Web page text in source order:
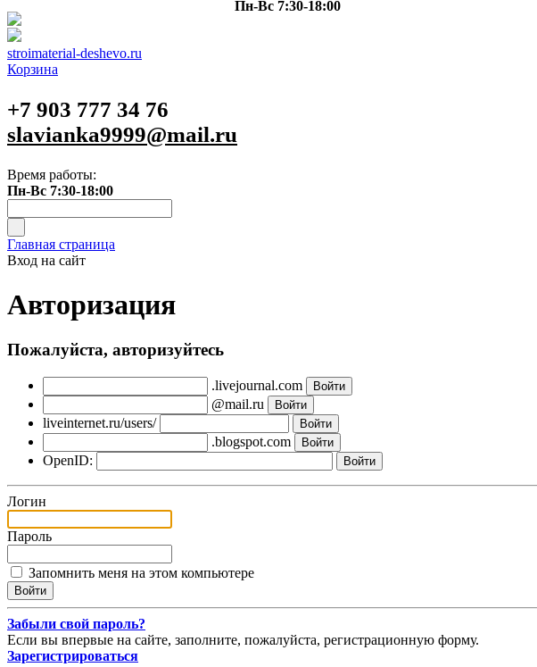
Пн-Вс 7:30-18:00
stroimaterial-deshevo.ru
Корзина
+7 903 777 34 76
slavianka9999@mail.ru
Время работы:
Пн-Вс 7:30-18:00
Главная страница
Вход на сайт
Авторизация
Пожалуйста, авторизуйтесь
.livejournal.com
@mail.ru
liveinternet.ru/users/
.blogspot.com
OpenID:
Логин
Пароль
Запомнить меня на этом компьютере
Забыли свой пароль?
Если вы впервые на сайте, заполните, пожалуйста, регистрационную форму.
Зарегистрироваться